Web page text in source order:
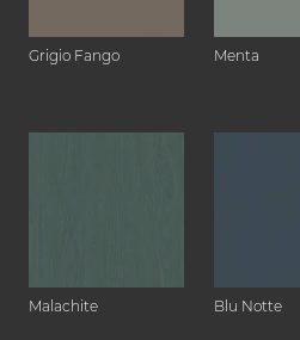
Grigio Fango Menta
Malachite Blu Notte